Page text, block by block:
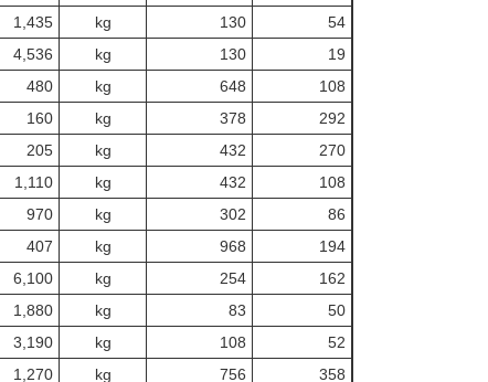
1,435 kg 130
54
4,536 kg 130
19
480 kg 648
108
160 kg 378
292
205 kg 432
270
1,110 kg 432
108
970 kg 302
86
407 kg 968
194
6,100 kg 254
162
1,880 kg 83
50
3,190 kg 108
52
1,270 kg 756
358